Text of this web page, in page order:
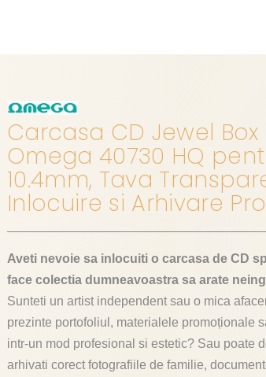
Carcasa CD Jewel Box
Omega 40730 HQ
10.4mm, Tava
Inlocuire si Arhivare
Aveti nevoie sa inlocuiti o carcasa de CD
face colectia dumneavoastra sa arate
Sunteti un artist independent sau o mica
prezinte portofoliul, materialele promoționale
intr-un mod profesional si estetic? Sau poate
arhivati corect fotografiile de familie,